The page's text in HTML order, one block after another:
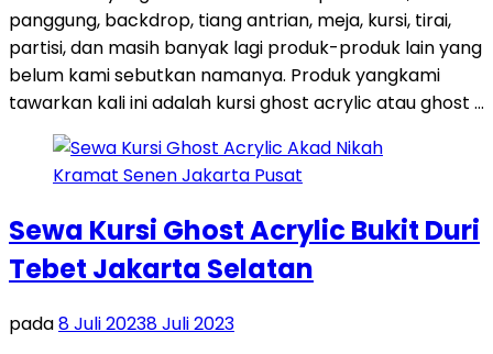
panggung, backdrop, tiang antrian, meja, kursi, tirai,
partisi, dan masih banyak lagi produk-produk lain yang
belum kami sebutkan namanya. Produk yangkami
tawarkan kali ini adalah kursi ghost acrylic atau ghost …
Sewa Kursi Ghost Acrylic Bukit Duri
Tebet Jakarta Selatan
pada8 Juli 20238 Juli 2023